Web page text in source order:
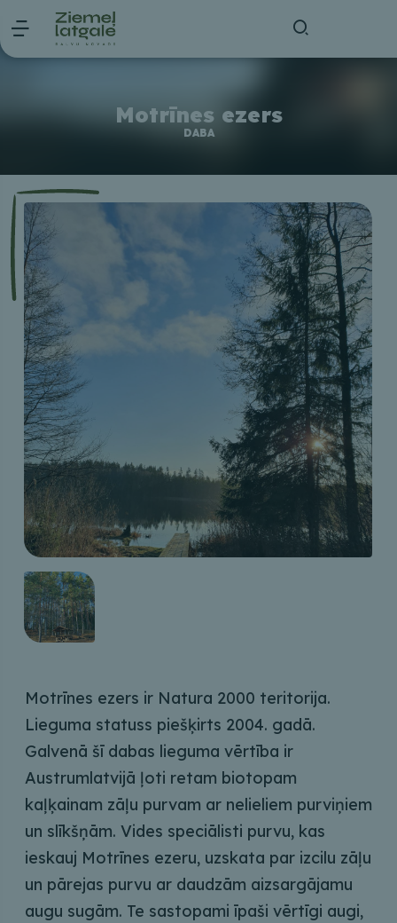
Motrīnes ezers
DABA
Motrīnes ezers ir Natura 2000 teritorija.
Lieguma statuss piešķirts 2004. gadā.
Galvenā šī dabas lieguma vērtība ir
Austrumlatvijā ļoti retam biotopam
kaļķainam zāļu purvam ar nelieliem purviņiem
un slīkšņām. Vides speciālisti purvu, kas
ieskauj Motrīnes ezeru, uzskata par izcilu zāļu
un pārejas purvu ar daudzām aizsargājamu
augu sugām. Te sastopami īpaši vērtīgi augi,